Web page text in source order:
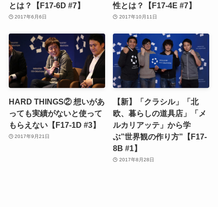
とは？【F17-6D #7】
2017年6月6日
性とは？【F17-4E #7】
2017年10月11日
HARD THINGS② 想いがあ
っても実績がないと使って
もらえない【F17-1D #3】
2017年9月21日
【新】「クラシル」「北
欧、暮らしの道具店」「メ
ルカリアッテ」から学
ぶ”世界観の作り方”【F17-
8B #1】
2017年8月28日